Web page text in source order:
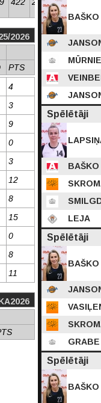
2026
PTS
4
3
9
0
3
12
8
15
0
8
11
BAŠKO
Spēlētāji
BAŠKO
LEJA
Spēlētāji
BAŠKO
GRABE
Spēlētāji
BAŠKO